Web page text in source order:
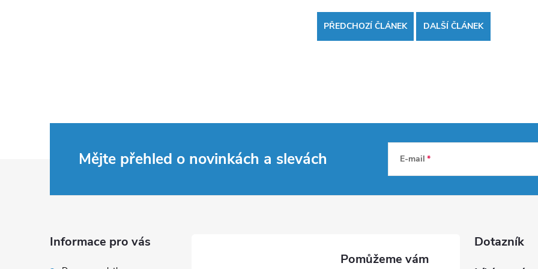
PŘEDCHOZÍ ČLÁNEK DALŠÍ ČLÁNEK
Mějte přehled o novinkách a slevách E-mail
Informace pro vás
Dotazník